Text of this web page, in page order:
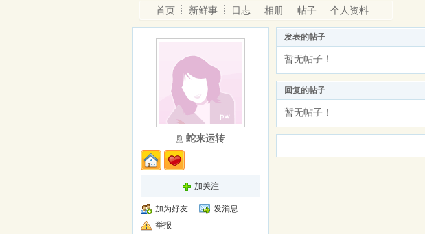
首页 新鲜事 日志 相册 帖子 个人资料
蛇来运转
加关注
加为好友
发消息
举报
发表的帖子
暂无帖子！
回复的帖子
暂无帖子！